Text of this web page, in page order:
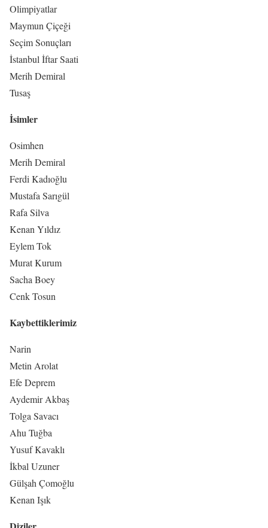
Olimpiyatlar
Maymun Çiçeği
Seçim Sonuçları
İstanbul İftar Saati
Merih Demiral
Tusaş
İsimler
Osimhen
Merih Demiral
Ferdi Kadıoğlu
Mustafa Sarıgül
Rafa Silva
Kenan Yıldız
Eylem Tok
Murat Kurum
Sacha Boey
Cenk Tosun
Kaybettiklerimiz
Narin
Metin Arolat
Efe Deprem
Aydemir Akbaş
Tolga Savacı
Ahu Tuğba
Yusuf Kavaklı
İkbal Uzuner
Gülşah Çomoğlu
Kenan Işık